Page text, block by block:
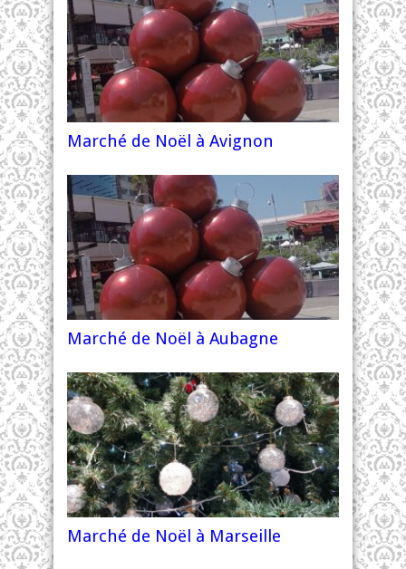
Marché de Noël à Avignon
Marché de Noël à Aubagne
Marché de Noël à Marseille